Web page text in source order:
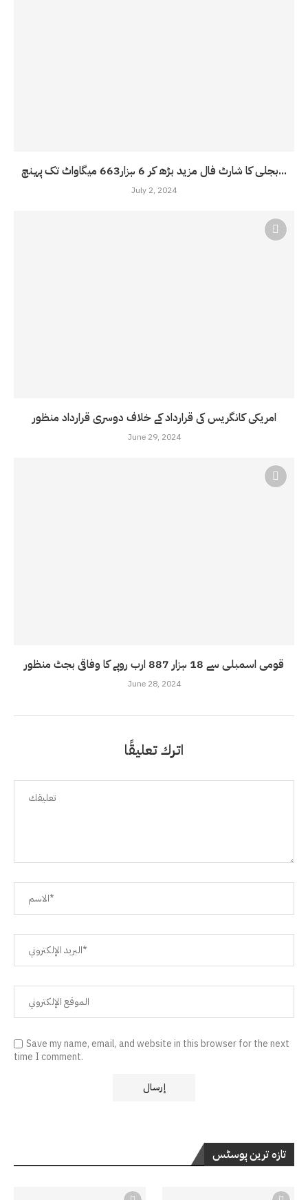
بجلی کا شارٹ فال مزید بڑھ کر 6 ہزار663 میگاواٹ تک پہنچ...
July 2, 2024
امریکی کانگریس کی قرارداد کے خلاف دوسری قرارداد منظور
June 29, 2024
قومی اسمبلی سے 18 ہزار 887 ارب روپے کا وفاقی بجٹ منظور
June 28, 2024
اترك تعليقًا
Save my name, email, and website in this browser for the next
time I comment.
تازہ ترین پوسٹس